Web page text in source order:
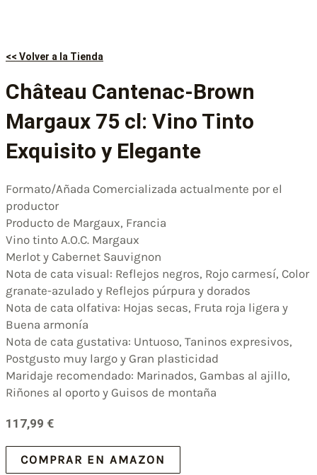
<< Volver a la Tienda
Château Cantenac-Brown
Margaux 75 cl: Vino Tinto
Exquisito y Elegante
Formato/Añada Comercializada actualmente por el
productor
Producto de Margaux, Francia
Vino tinto A.O.C. Margaux
Merlot y Cabernet Sauvignon
Nota de cata visual: Reflejos negros, Rojo carmesí, Color
granate-azulado y Reflejos púrpura y dorados
Nota de cata olfativa: Hojas secas, Fruta roja ligera y
Buena armonía
Nota de cata gustativa: Untuoso, Taninos expresivos,
Postgusto muy largo y Gran plasticidad
Maridaje recomendado: Marinados, Gambas al ajillo,
Riñones al oporto y Guisos de montaña
117,99 €
COMPRAR EN AMAZON